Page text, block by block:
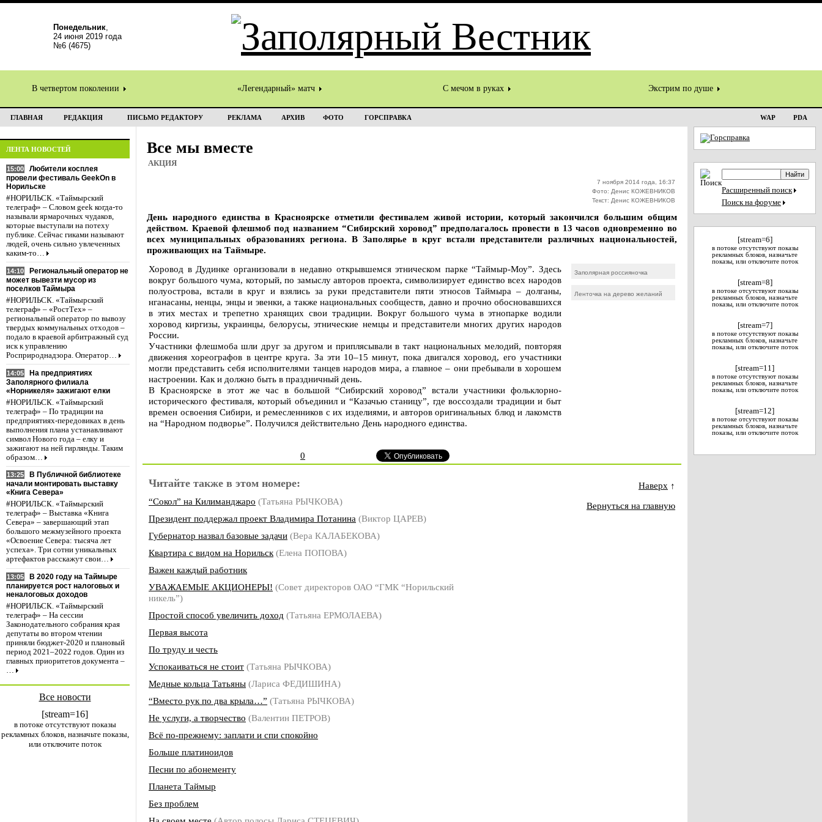
Понедельник,
24 июня 2019 года
№6 (4675)
В четвертом поколении «Легендарный» матч С мечом в руках Экстрим по душе
ГЛАВНАЯ РЕДАКЦИЯ ПИСЬМО РЕДАКТОРУ РЕКЛАМА АРХИВ ФОТО ГОРСПРАВКА WAP PDA
ЛЕНТА НОВОСТЕЙ
15:00
Любители косплея
провели фестиваль GeekOn в
Норильске
#НОРИЛЬСК. «Таймырский
телеграф» – Словом geek когда-то
называли ярмарочных чудаков,
которые выступали на потеху
публике. Сейчас гиками называют
людей, очень сильно увлеченных
каким-то…
14:10
Региональный оператор не
может вывезти мусор из
поселков Таймыра
#НОРИЛЬСК. «Таймырский
телеграф» – «РостТех» –
региональный оператор по вывозу
твердых коммунальных отходов –
подало в краевой арбитражный суд
иск к управлению
Росприроднадзора. Оператор…
14:05
На предприятиях
Заполярного филиала
«Норникеля» зажигают елки
#НОРИЛЬСК. «Таймырский
телеграф» – По традиции на
предприятиях-передовиках в день
выполнения плана устанавливают
символ Нового года – елку и
зажигают на ней гирлянды. Таким
образом…
13:25
В Публичной библиотеке
начали монтировать выставку
«Книга Севера»
#НОРИЛЬСК. «Таймырский
телеграф» – Выставка «Книга
Севера» – завершающий этап
большого межмузейного проекта
«Освоение Севера: тысяча лет
успеха». Три сотни уникальных
артефактов расскажут свои…
13:05
В 2020 году на Таймыре
планируется рост налоговых и
неналоговых доходов
#НОРИЛЬСК. «Таймырский
телеграф» – На сессии
Законодательного собрания края
депутаты во втором чтении
приняли бюджет-2020 и плановый
период 2021–2022 годов. Один из
главных приоритетов документа –
…
Все новости
[stream=16]
в потоке отсутствуют показы
рекламных блоков, назначьте показы,
или отключите поток
Все мы вместе
АКЦИЯ
7 ноября 2014 года, 16:37
Фото: Денис КОЖЕВНИКОВ
Текст: Денис КОЖЕВНИКОВ
День народного единства в Красноярске отметили фестивалем живой истории, который закончился большим общим
действом. Краевой флешмоб под названием “Сибирский хоровод” предполагалось провести в 13 часов одновременно во
всех муниципальных образованиях региона. В Заполярье в круг встали представители различных национальностей,
проживающих на Таймыре.
Хоровод в Дудинке организовали в недавно открывшемся этническом парке “Таймыр-Моу”. Здесь
вокруг большого чума, который, по замыслу авторов проекта, символизирует единство всех народов
полуострова, встали в круг и взялись за руки представители пяти этносов Таймыра – долганы,
нганасаны, ненцы, энцы и эвенки, а также национальных сообществ, давно и прочно обосновавшихся
в этих местах и трепетно хранящих свои традиции. Вокруг большого чума в этнопарке водили
хоровод киргизы, украинцы, белорусы, этнические немцы и представители многих других народов
России.
Участники флешмоба шли друг за другом и приплясывали в такт национальных мелодий, повторяя
движения хореографов в центре круга. За эти 10–15 минут, пока двигался хоровод, его участники
могли представить себя исполнителями танцев народов мира, а главное – они пребывали в хорошем
настроении. Как и должно быть в праздничный день.
В Красноярске в этот же час в большой “Сибирский хоровод” встали участники фольклорно-
исторического фестиваля, который объединил и “Казачью станицу”, где воссоздали традиции и быт
времен освоения Сибири, и ремесленников с их изделиями, и авторов оригинальных блюд и лакомств
на “Народном подворье”. Получился действительно День народного единства.
Заполярная россияночка
Ленточка на дерево желаний
0
Читайте также в этом номере:
“Сокол” на Килиманджаро (Татьяна РЫЧКОВА)
Президент поддержал проект Владимира Потанина (Виктор ЦАРЕВ)
Губернатор назвал базовые задачи (Вера КАЛАБЕКОВА)
Квартира с видом на Норильск (Елена ПОПОВА)
Важен каждый работник
УВАЖАЕМЫЕ АКЦИОНЕРЫ! (Совет директоров ОАО “ГМК “Норильский
никель”)
Простой способ увеличить доход (Татьяна ЕРМОЛАЕВА)
Первая высота
По труду и честь
Успокаиваться не стоит (Татьяна РЫЧКОВА)
Медные кольца Татьяны (Лариса ФЕДИШИНА)
“Вместо рук по два крыла…” (Татьяна РЫЧКОВА)
Не услуги, а творчество (Валентин ПЕТРОВ)
Всё по-прежнему: заплати и спи спокойно
Больше платиноидов
Песни по абонементу
Планета Таймыр
Без проблем
Наверх ↑
Вернуться на главную
Расширенный поиск
Поиск на форуме
[stream=6]
в потоке отсутствуют показы
рекламных блоков, назначьте
показы, или отключите поток
[stream=8]
в потоке отсутствуют показы
рекламных блоков, назначьте
показы, или отключите поток
[stream=7]
в потоке отсутствуют показы
рекламных блоков, назначьте
показы, или отключите поток
[stream=11]
в потоке отсутствуют показы
рекламных блоков, назначьте
показы, или отключите поток
[stream=12]
в потоке отсутствуют показы
рекламных блоков, назначьте
показы, или отключите поток